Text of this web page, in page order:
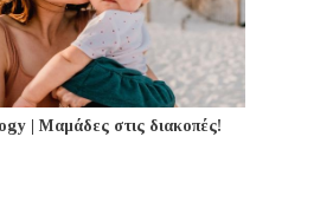
| Μαμάδες στις διακοπές!